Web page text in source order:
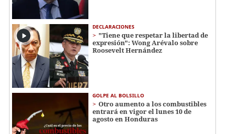
DECLARACIONES
"Tiene que respetar la libertad de
expresión": Wong Arévalo sobre
Roosevelt Hernández
GOLPE AL BOLSILLO
Otro aumento a los combustibles
entrará en vigor el lunes 10 de
agosto en Honduras